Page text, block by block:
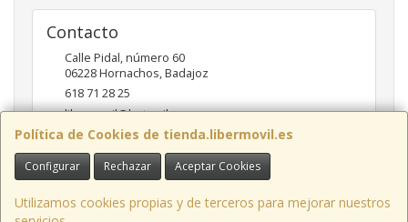
Política de Cookies de tienda.libermovil.es
Configurar Rechazar Aceptar Cookies
Utilizamos cookies propias y de terceros para mejorar nuestros
Contacto
Calle Pidal, número 60
06228Hornachos,Badajoz
618 71 28 25
libermovil@hotmail.com
Horario
De Lunes a Viernes 10:00 a 14:00 - 17;30 a 20;30